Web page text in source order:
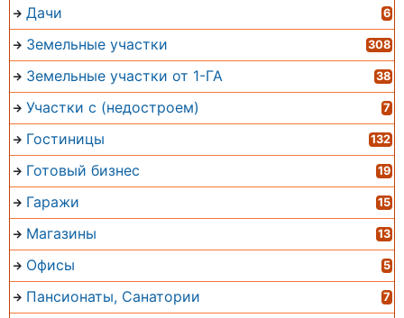
Дачи 6
Земельные участки 308
Земельные участки от 1-ГА 38
Участки с (недостроем) 7
Гостиницы 132
Готовый бизнес 19
Гаражи 15
Магазины 13
Офисы 5
Пансионаты, Санатории 7